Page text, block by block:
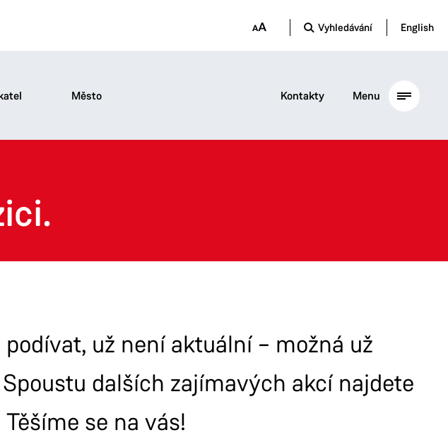
Vyhledávání English
Město Kontakty Menu
už není aktuální – možná už
dalších zajímavých akcí najdete
Těšíme se na vás!